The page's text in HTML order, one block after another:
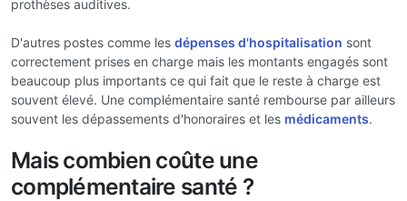
prothèses auditives.
D'autres postes comme les dépenses d'hospitalisation sont
correctement prises en charge mais les montants engagés sont
beaucoup plus importants ce qui fait que le reste à charge est
souvent élevé. Une complémentaire santé rembourse par ailleurs
souvent les dépassements d'honoraires et les médicaments.
Mais combien coûte une
complémentaire santé ?